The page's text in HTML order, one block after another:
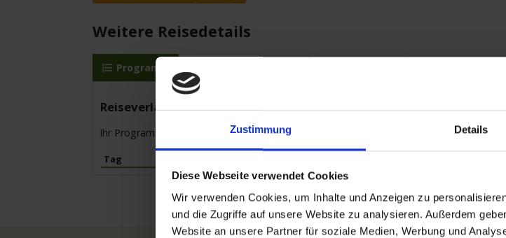
Zustimmung Details
Diese Webseite verwendet Cookies
Wir verwenden Cookies, um Inhalte und Anzeigen zu
und die Zugriffe auf unsere Website zu analysieren. Außerdem
Website an unsere Partner für soziale Medien, Werbung und
Weitere Reisedetails
Programm
Reiseverlauf
Ihr Programm für die Kreuzfahrt vom 03.06.2026 bis zum 01.01.1970
Tag